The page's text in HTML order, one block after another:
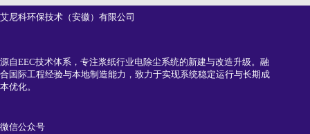
艾尼科环保技术（安徽）有限公司
源自EEC技术体系，专注浆纸行业电除尘系统的新建与改造升级。融
合国际工程经验与本地制造能力，致力于实现系统稳定运行与长期成
本优化。
微信公众号